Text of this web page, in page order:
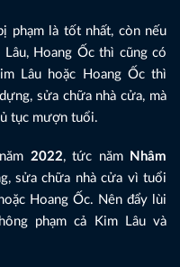
phạm là tốt nhất, còn nếu
Lâu, Hoang Ốc thì cũng có
Lâu hoặc Hoang Ốc thì
sửa chữa nhà cửa, mà
tục mượn tuổi.
2022, tức năm
Nhâm
sửa chữa nhà cửa vì tuổi
Hoang Ốc. Nên đẩy lùi
phạm cả Kim Lâu và